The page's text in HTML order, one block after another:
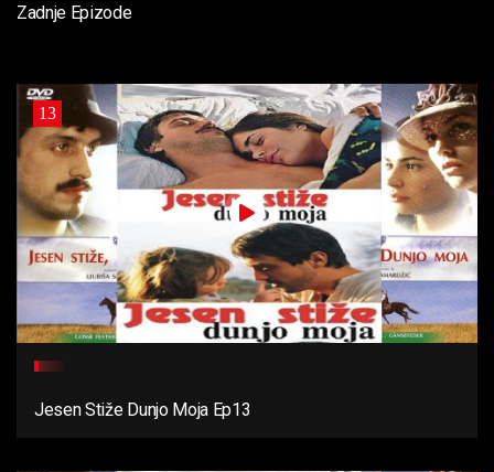
Zadnje Epizode
13
Jesen Stiže Dunjo Moja Ep13